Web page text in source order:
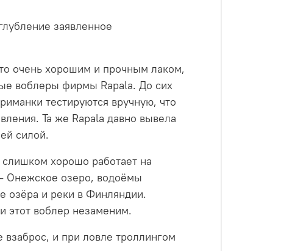
заявленное
очень хорошим и прочным лаком,
воблеры фирмы Rapala. До сих
тестируются вручную, что
Та же Rapala давно вывела
силой.
хорошо работает на
Онежское озеро, водоёмы
озёра и реки в Финляндии.
этот воблер незаменим.
и при ловле троллингом